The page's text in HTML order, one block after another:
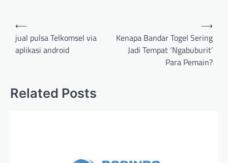
Post
navigation
⟵
jual pulsa Telkomsel via
aplikasi android
Kenapa Bandar Togel Sering
Jadi Tempat ‘Ngabuburit’
Para Pemain?
⟶
Related Posts